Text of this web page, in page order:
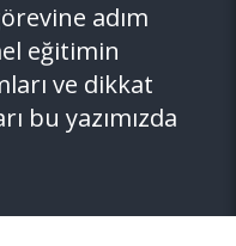
adım
eğitimin
ve dikkat
bu yazımızda